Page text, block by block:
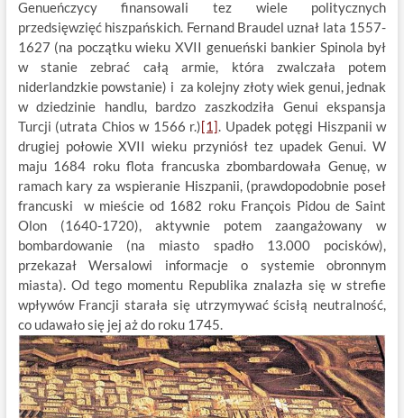
Genueńczycy finansowali tez wiele politycznych
przedsięwzięć hiszpańskich. Fernand Braudel uznał lata 1557-
1627 (na początku wieku XVII genueński bankier Spinola był
w stanie zebrać całą armie, która zwalczała potem
niderlandzkie powstanie) i za kolejny złoty wiek genui, jednak
w dziedzinie handlu, bardzo zaszkodziła Genui ekspansja
Turcji (utrata Chios w 1566 r.)[1]. Upadek potęgi Hiszpanii w
drugiej połowie XVII wieku przyniósł tez upadek Genui. W
maju 1684 roku flota francuska zbombardowała Genuę, w
ramach kary za wspieranie Hiszpanii, (prawdopodobnie poseł
francuski w mieście od 1682 roku François Pidou de Saint
Olon (1640-1720), aktywnie potem zaangażowany w
bombardowanie (na miasto spadło 13.000 pocisków),
przekazał Wersalowi informacje o systemie obronnym
miasta). Od tego momentu Republika znalazła się w strefie
wpływów Francji starała się utrzymywać ścisłą neutralność,
co udawało się jej aż do roku 1745.